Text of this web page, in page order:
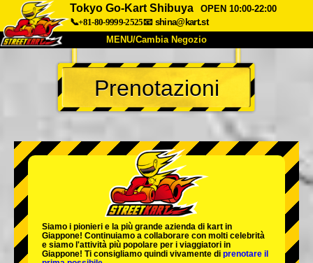
Tokyo Go-Kart Shibuya
OPEN 10:00-22:00
📞+81-80-9999-2525📧 shina@kart.st
MENU/Cambia Negozio
INIZIO
Chi Siamo Specifiche Prezzo
Azienda Prenotazioni
Cambia Negozio
Tokyo Shinagawa Tokyo Akihabara#1
Tokyo Akihabara#2
Tokyo Shibuya Annex Tokyo Bay
Tokyo Asakusa Osaka
Prenotazioni
Siamo i pionieri e la più grande azienda di kart in
Giappone! Continuiamo a collaborare con molti celebrità
e siamo l'attività più popolare per i viaggiatori in
Giappone! Ti consigliamo quindi vivamente di prenotare il